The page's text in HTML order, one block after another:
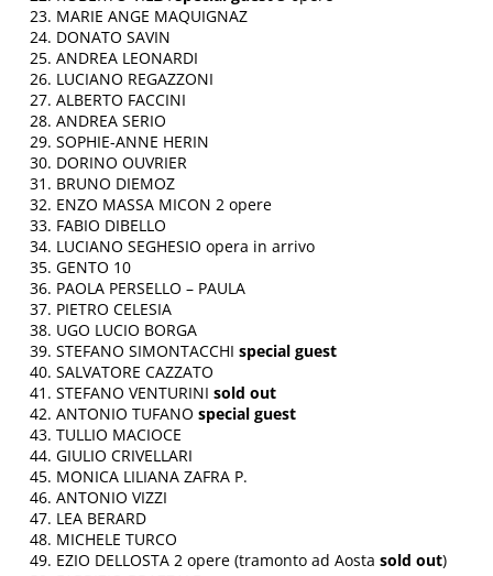
MARIE ANGE MAQUIGNAZ
DONATO SAVIN
ANDREA LEONARDI
LUCIANO REGAZZONI
ALBERTO FACCINI
ANDREA SERIO
SOPHIE-ANNE HERIN
DORINO OUVRIER
BRUNO DIEMOZ
ENZO MASSA MICON 2 opere
FABIO DIBELLO
LUCIANO SEGHESIO opera in arrivo
GENTO 10
PAOLA PERSELLO – PAULA
PIETRO CELESIA
UGO LUCIO BORGA
STEFANO SIMONTACCHIspecial guest
SALVATORE CAZZATO
STEFANO VENTURINIsold out
ANTONIO TUFANOspecial guest
TULLIO MACIOCE
GIULIO CRIVELLARI
MONICA LILIANA ZAFRA P.
ANTONIO VIZZI
LEA BERARD
MICHELE TURCO
EZIO DELLOSTA 2 opere (tramonto ad Aostasold out)